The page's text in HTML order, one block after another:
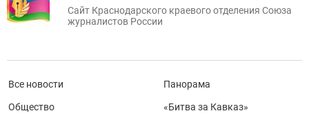
Сайт Краснодарского краевого отделения Союза
журналистов России
Все новости
Общество
Панорама
«Битва за Кавказ»